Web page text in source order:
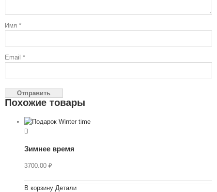
Имя *
Email *
Похожие товары
Зимнее время
3700.00 ₽
В корзину Детали